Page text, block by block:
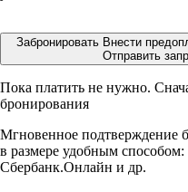
Забронировать Внести
Отправить
Пока платить не нужно.
бронирования
Мгновенное подтверждение
в размере удобным
Сбербанк.Онлайн и др.